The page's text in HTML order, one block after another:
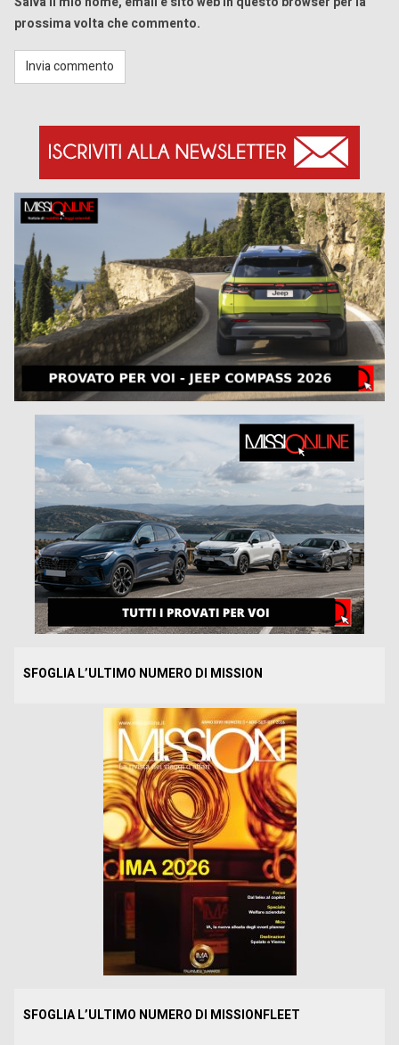
prossima volta che commento.
SFOGLIA L’ULTIMO NUMERO DI MISSION
SFOGLIA L’ULTIMO NUMERO DI MISSIONFLEET